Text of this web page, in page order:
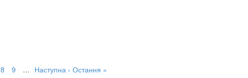
8 9 … Наступна › Остання »